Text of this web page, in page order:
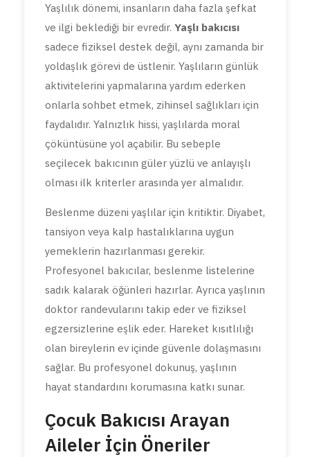
Yaşlılık dönemi, insanların daha fazla şefkat
ve ilgi beklediği bir evredir. Yaşlı bakıcısı
sadece fiziksel destek değil, aynı zamanda bir
yoldaşlık görevi de üstlenir. Yaşlıların günlük
aktivitelerini yapmalarına yardım ederken
onlarla sohbet etmek, zihinsel sağlıkları için
faydalıdır. Yalnızlık hissi, yaşlılarda moral
çöküntüsüne yol açabilir. Bu sebeple
seçilecek bakıcının güler yüzlü ve anlayışlı
olması ilk kriterler arasında yer almalıdır.
Beslenme düzeni yaşlılar için kritiktir. Diyabet,
tansiyon veya kalp hastalıklarına uygun
yemeklerin hazırlanması gerekir.
Profesyonel bakıcılar, beslenme listelerine
sadık kalarak öğünleri hazırlar. Ayrıca yaşlının
doktor randevularını takip eder ve fiziksel
egzersizlerine eşlik eder. Hareket kısıtlılığı
olan bireylerin ev içinde güvenle dolaşmasını
sağlar. Bu profesyonel dokunuş, yaşlının
hayat standardını korumasına katkı sunar.
Çocuk Bakıcısı Arayan
Aileler İçin Öneriler